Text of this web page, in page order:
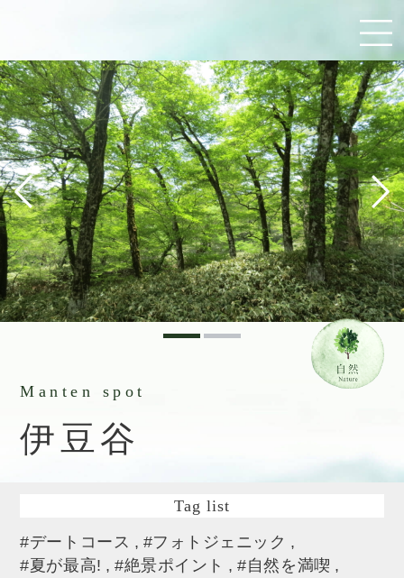
Manten spot
伊豆谷
Tag list
#デートコース
#フォトジェニック
#夏が最高!
#絶景ポイント
#自然を満喫